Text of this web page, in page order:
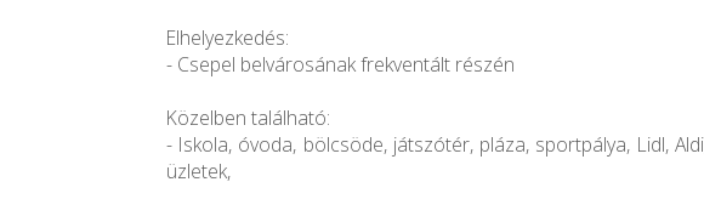
Elhelyezkedés:
- Csepel belvárosának frekventált részén
Közelben található:
- Iskola, óvoda, bölcsöde, játszótér, pláza, sportpálya, Lidl,
üzletek,